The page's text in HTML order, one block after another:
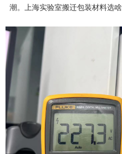
潮。上海实验室搬迁包装材料选啥